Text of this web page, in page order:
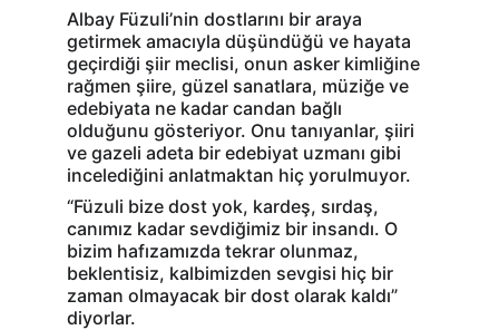
Albay Füzuli’nin dostlarını bir araya
getirmek amacıyla düşündüğü ve hayata
geçirdiği şiir meclisi, onun asker kimliğine
rağmen şiire, güzel sanatlara, müziğe ve
edebiyata ne kadar candan bağlı
olduğunu gösteriyor. Onu tanıyanlar, şiiri
ve gazeli adeta bir edebiyat uzmanı gibi
incelediğini anlatmaktan hiç yorulmuyor.
“Füzuli bize dost yok, kardeş, sırdaş,
canımız kadar sevdiğimiz bir insandı. O
bizim hafızamızda tekrar olunmaz,
beklentisiz, kalbimizden sevgisi hiç bir
zaman olmayacak bir dost olarak kaldı”
diyorlar.